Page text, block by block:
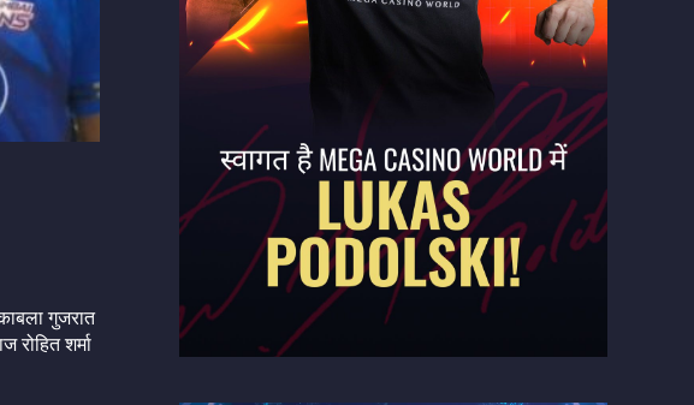
गुजरात
शर्मा